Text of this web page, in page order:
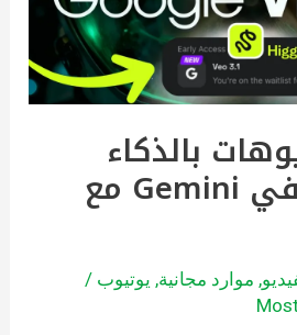
بالذكاء
الاصطناعي في Gemini مع
, موارد مجانية, يوتيوب /